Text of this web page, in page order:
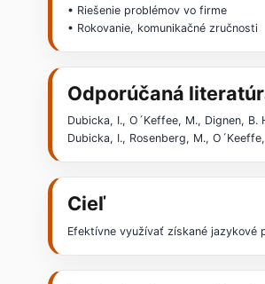
• Riešenie problémov vo firme
• Rokovanie, komunikačné zručnosti
Odporúčaná
Dubicka, I., O´Keffee, M., Dignen,
Dubicka, I., Rosenberg, M.,
Cieľ
Efektívne využívať získané jazykové